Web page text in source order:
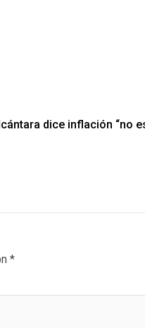
dice inflación “no
*